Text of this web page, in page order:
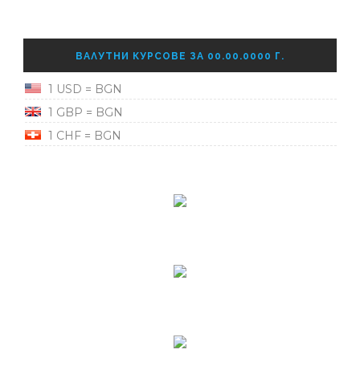
ВАЛУТНИ КУРСОВЕ ЗА 00.00.0000 Г.
1 USD = BGN
1 GBP = BGN
1 CHF = BGN